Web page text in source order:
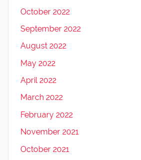
October 2022
September 2022
August 2022
May 2022
April 2022
March 2022
February 2022
November 2021
October 2021